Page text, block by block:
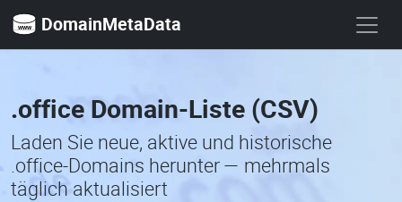
DomainMetaData
.office Domain-Liste (CSV)
Laden Sie neue, aktive und historische
.office-Domains herunter — mehrmals
täglich aktualisiert